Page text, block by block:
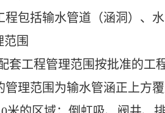
程包括输水管道（涵洞） 、
范围
套工程管理范围按批准的工
管理范围为输水管涵正上方